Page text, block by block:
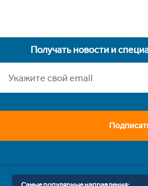
Получать новости и